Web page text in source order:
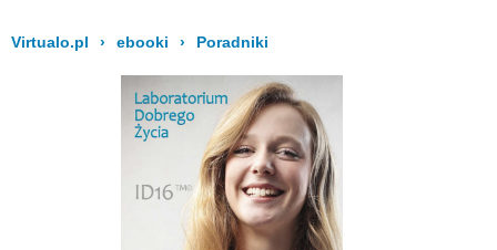
Virtualo.pl › ebooki › Poradniki